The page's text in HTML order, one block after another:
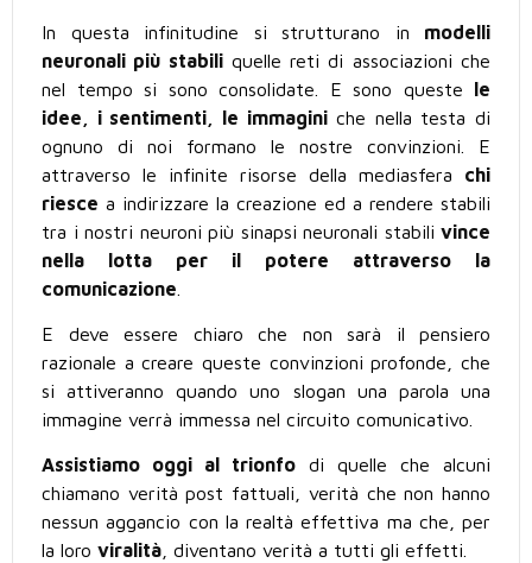
In questa infinitudine si strutturano in modelli
neuronali più stabiliquelle reti di associazioni che
nel tempo si sono consolidate. E sono queste le
idee, i sentimenti, le immaginiche nella testa di
ognuno di noi formano le nostre convinzioni. E
attraverso le infinite risorse della mediasfera chi
riesce a indirizzare la creazione ed a rendere stabili
tra i nostri neuroni più sinapsi neuronali stabili vince
nella lotta per il potere attraverso la
comunicazione
E deve essere chiaro che non sarà il pensiero
razionale a creare queste convinzioni profonde, che
si attiveranno quando uno slogan una parola una
immagine verrà immessa nel circuito comunicativo.
Assistiamo oggi al trionfo di quelle che alcuni
chiamano verità post fattuali, verità che non hanno
nessun aggancio con la realtà effettiva ma che, per
la loro viralità , diventano verità a tutti gli effetti.